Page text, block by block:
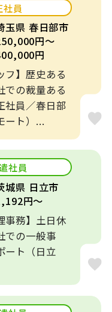
残業なし
転勤なし
勤務時間応相談
制服あり
出産・育児休暇あ
り
入社日相談可
未経験者歓迎
社員
玉県 春日部市
円～
円
フ】歴史ある
での裁量ある
社員／春日部
ート）...
社員
城県 日立市
円～
事務】土日休
での一般事
ート（日立